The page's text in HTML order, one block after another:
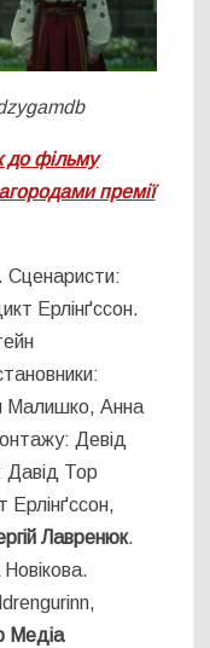
до фільму
премії
Сценаристи:
Ерлінґссон.
Малишко, Анна
Девід
Давід Тор
Лавренюк.
Медіа